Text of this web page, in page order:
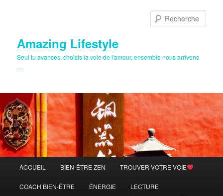
Amazing Lifestyle
Seul tu avances, choisis la voie de l'amour, ensemble nous arrivons
…
principal
ACCUEIL BIEN-ÊTRE ZEN TROUVER VOTRE VOIE
COACH BIEN-ÊTRE ÉNERGIE LECTURE